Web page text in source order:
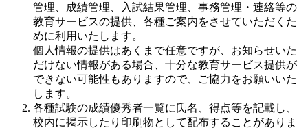
管理、成績管理、入試結果管理、事務管理・連絡等の
教育サービスの提供、各種ご案内をさせていただくた
めに利用いたします。
個人情報の提供はあくまで任意ですが、お知らせいた
だけない情報がある場合、十分な教育サービス提供が
できない可能性もありますので、ご協力をお願いいた
します。
各種試験の成績優秀者一覧に氏名、得点等を記載し、
校内に掲示したり印刷物として配布することがありま